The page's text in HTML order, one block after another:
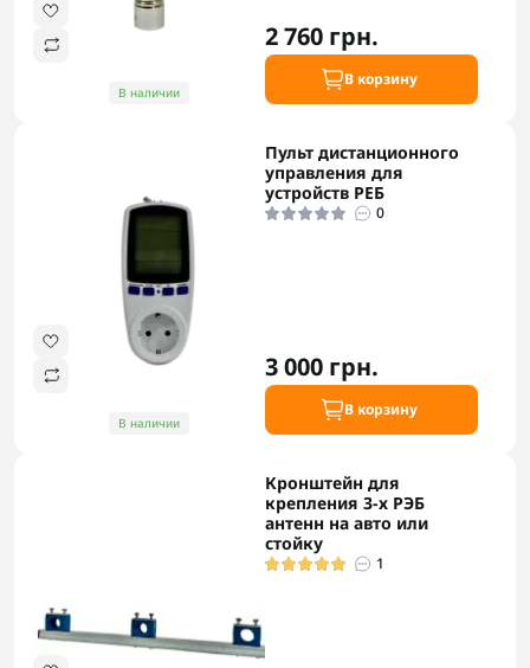
В наличии
2 760 грн.
В корзину
В наличии
Пульт дистанционного
управления для
устройств РЕБ
0
3 000 грн.
В корзину
Кронштейн для
крепления 3-х РЭБ
антенн на авто или
стойку
1